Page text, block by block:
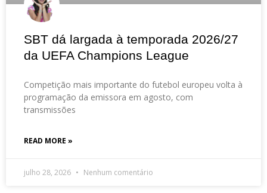
SBT dá largada à temporada 2026/27
da UEFA Champions League
Competição mais importante do futebol europeu volta à
programação da emissora em agosto, com
transmissões
READ MORE »
julho 28, 2026 Nenhum comentário